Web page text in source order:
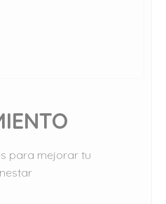
para mejorar tu